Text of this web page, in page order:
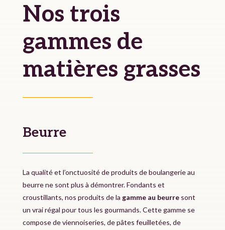
Nos trois
gammes de
matières grasses
Beurre
La qualité et l’onctuosité de produits de boulangerie au
beurre ne sont plus à démontrer. Fondants et
croustillants, nos produits de la gamme au beurresont
un vrai régal pour tous les gourmands. Cette gamme se
compose de viennoiseries, de pâtes feuilletées, de